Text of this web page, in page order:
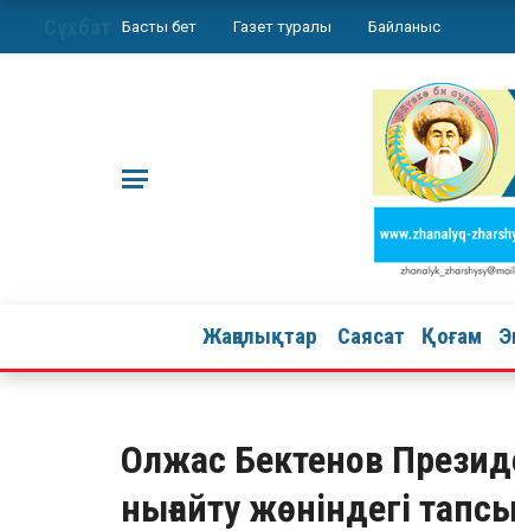
Басты бет Газет туралы Байланыс
Жаңалықтар Саясат Қоғам
Олжас Бектенов
нығайту жөніндегі